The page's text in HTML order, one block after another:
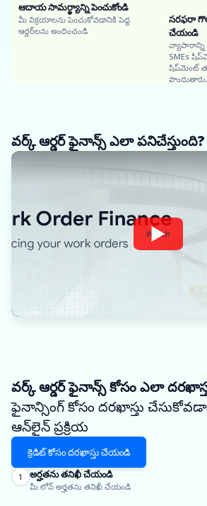
ఆదాయ సామర్థ్యాన్ని పెంచుకోండి
మీ విక్రయాలను పెంచుకోవడానికి పెద్ద
ఆర్డర్‌లను అందించండి
సరఫరా
చేయండి
వ్యాపారాన్ని
SMEs
షిప్‌మెంట్
పొందుతారు.
వర్క్ ఆర్డర్ ఫైనాన్స్ ఎలా పనిచేస్తుంది?
Watch
వర్క్ ఆర్డర్ ఫైనాన్స్ కోసం ఎలా
ఫైనాన్సింగ్ కోసం దరఖాస్తు
ఆన్‌లైన్ ప్రక్రియ
క్రెడిట్ కోసం దరఖాస్తు చేయండి
1 అర్హతను తనిఖీ చేయండి
మీ లోన్ అర్హతను తనిఖీ చేయండి